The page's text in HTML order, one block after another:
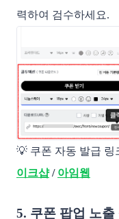
력하여 검수하세요.
💡 쿠폰 자동 발급 링
이크샵/ 아임웹
5. 쿠폰 팝업 노출